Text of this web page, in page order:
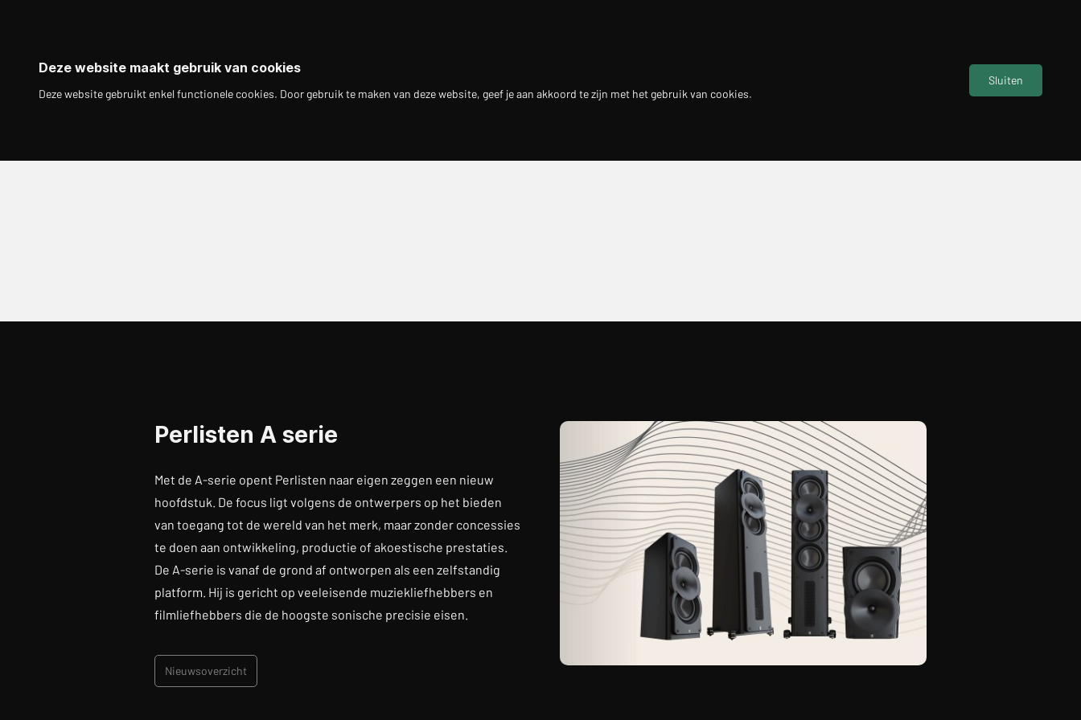
Deze website maakt gebruik van cookies
Deze website gebruikt enkel functionele cookies. Door gebruik te maken van deze website, geef je aan akkoord te zijn met het gebruik van cookies.
Sluiten
Perlisten A serie
Met de A-serie opent Perlisten naar eigen zeggen een nieuw
hoofdstuk. De focus ligt volgens de ontwerpers op het bieden
van toegang tot de wereld van het merk, maar zonder concessies
te doen aan ontwikkeling, productie of akoestische prestaties.
De A-serie is vanaf de grond af ontworpen als een zelfstandig
platform. Hij is gericht op veeleisende muziekliefhebbers en
filmliefhebbers die de hoogste sonische precisie eisen.
Nieuwsoverzicht